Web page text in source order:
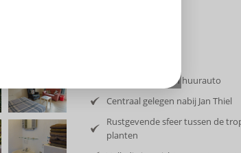
Inclusief vlucht en huurauto
Centraal gelegen nabij Jan Thiel
Rustgevende sfeer tussen de
planten